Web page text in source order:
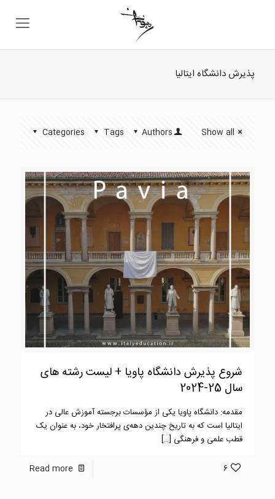
پذیرش دانشگاه ایتالیا
Categories Tags Authors Show all
شروع پذیرش دانشگاه پاویا + لیست رشته های
سال 25-2024
مقدمه: دانشگاه پاویا یکی از مؤسسات برجسته آموزش عالی در
ایتالیا است که به تاریخ چندین دهه‌ی پرافتخار خود، به عنوان یک
قطب علمی و فرهنگی […]
6
Read more